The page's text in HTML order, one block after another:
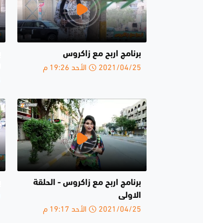
برنامج اربح مع زاكروس
2021/04/25 الأحد 19:26 م
برنامج اربح مع زاكروس - الحلقة
الاولى
2021/04/25 الأحد 19:17 م